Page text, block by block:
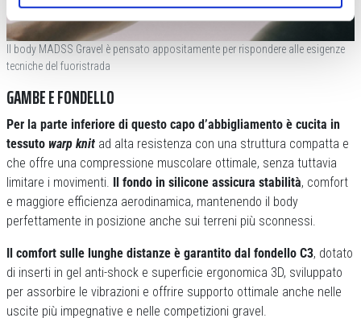
Il body MADSS Gravel è pensato appositamente per rispondere alle esigenze
tecniche del fuoristrada
GAMBE E FONDELLO
Per la parte inferiore di questo capo d’abbigliamento è cucita in
tessuto warp knit ad alta resistenza con una struttura compatta e
che offre una compressione muscolare ottimale, senza tuttavia
limitare i movimenti. Il fondo in silicone assicura stabilità, comfort
e maggiore efficienza aerodinamica, mantenendo il body
perfettamente in posizione anche sui terreni più sconnessi.
Il comfort sulle lunghe distanze è garantito dal fondello C3, dotato
di inserti in gel anti-shock e superficie ergonomica 3D, sviluppato
per assorbire le vibrazioni e offrire supporto ottimale anche nelle
uscite più impegnative e nelle competizioni gravel.